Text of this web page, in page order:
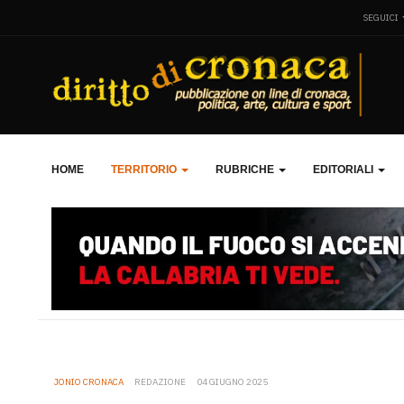
SEGUICI
HOME TERRITORIO RUBRICHE EDITORIALI
JONIO CRONACA REDAZIONE 04 GIUGNO 2025